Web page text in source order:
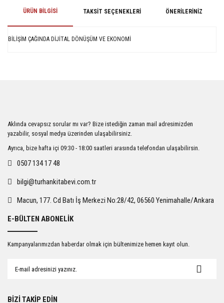
ÜRÜN BILGISI TAKSIT SEÇENEKLERI ÖNERILERINIZ
BİLİŞİM ÇAĞINDA DİJİTAL DÖNÜŞÜM VE EKONOMİ
Ürün açıklamasında eksik bilgiler bulunuyor.
Ürün bilgilerinde hatalar bulunuyor.
Ürün fiyatı diğer sitelerden daha pahalı.
Gönder
Aklında cevapsız sorular mı var? Bize istediğin zaman mail adresimizden
yazabilir, sosyal medya üzerinden ulaşabilirsiniz.
Ayrıca, bize hafta içi 09:30 - 18:00 saatleri arasında telefondan ulaşabilirsin.
0507 134 17 48
bilgi@turhankitabevi.com.tr
Macun, 177. Cd Batı İş Merkezi No:28/42, 06560 Yenimahalle/Ankara
E-BÜLTEN ABONELİK
Kampanyalarımızdan haberdar olmak için bültenimize hemen kayıt olun.
BİZİ TAKİP EDİN